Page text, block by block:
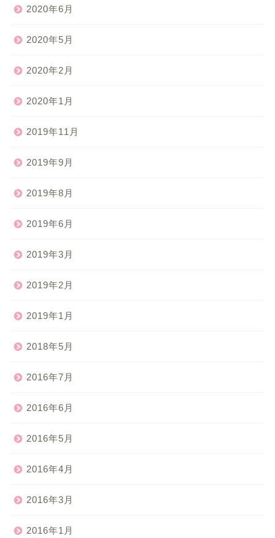
2020年6月
2020年5月
2020年2月
2020年1月
2019年11月
2019年9月
2019年8月
2019年6月
2019年3月
2019年2月
2019年1月
2018年5月
2016年7月
2016年6月
2016年5月
2016年4月
2016年3月
2016年1月